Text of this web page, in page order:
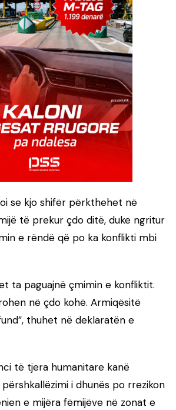
se kjo shifër përkthehet në
të prekur çdo ditë, duke ngritur
e rëndë që po ka konflikti mbi
ta paguajnë çmimin e konfliktit.
në çdo kohë. Armiqësitë
thuhet në deklaratën e
të tjera humanitare kanë
i dhunës po rrezikon
e mijëra fëmijëve në zonat e